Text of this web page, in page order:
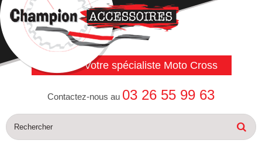
Votre spécialiste Moto Cross
Contactez-nous au 03 26 55 99 63